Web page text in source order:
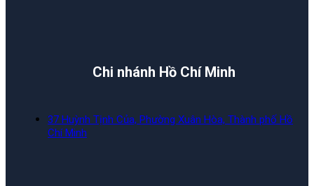
Chi nhánh Hồ Chí Minh
37 Huỳnh Tịnh Của, Phường Xuân Hòa, Thành phố Hồ
Chí Minh